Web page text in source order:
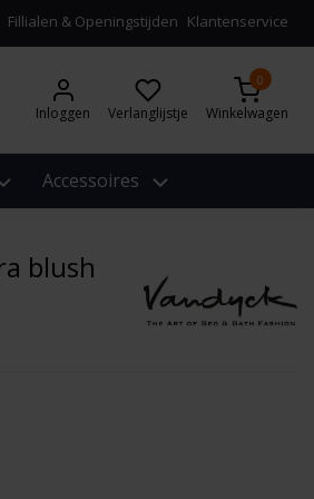
Fillialen & Openingstijden Klantenservice
Inloggen Verlanglijstje
0
Winkelwagen
Accessoires
blush